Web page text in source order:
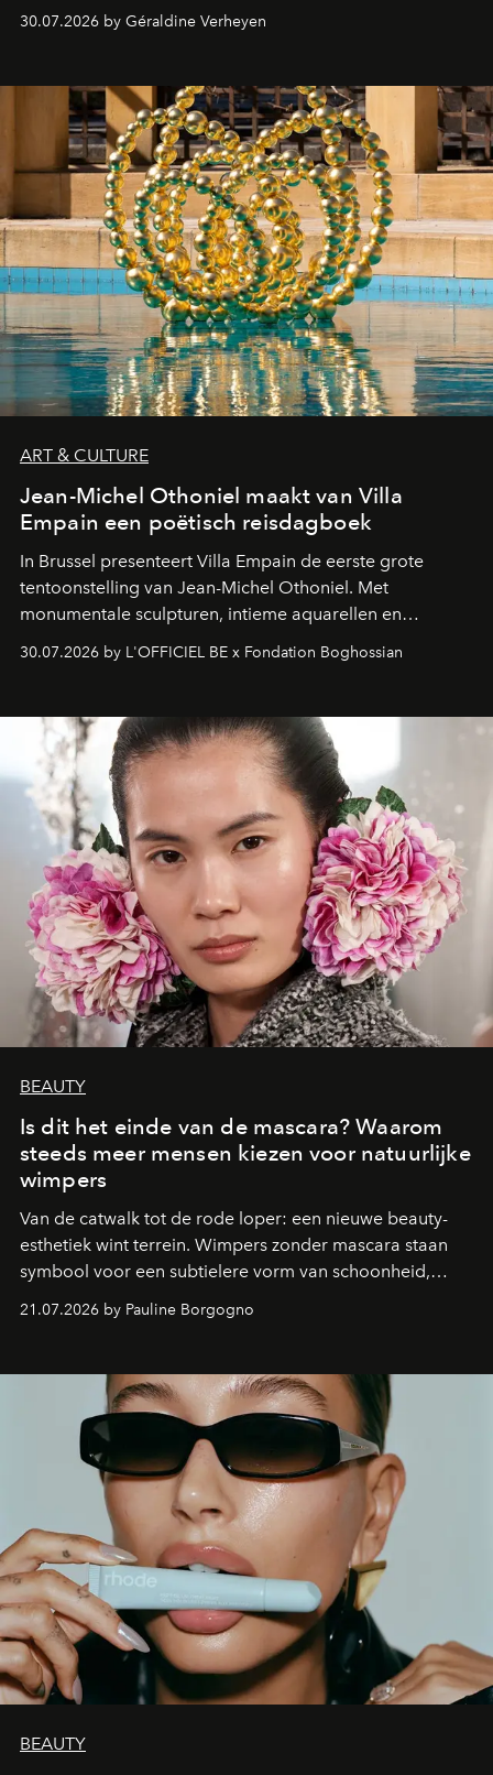
streamingplatformen verschijnen.
30.07.2026 by Géraldine Verheyen
ART & CULTURE
Jean-Michel Othoniel maakt van Villa
Empain een poëtisch reisdagboek
In Brussel presenteert Villa Empain de eerste grote
tentoonstelling van Jean-Michel Othoniel. Met
monumentale sculpturen, intieme aquarellen en
fonkelend Murano-glas creëert de Franse kunstenaar
een emotionele reis waarin elk werk de herinnering
moment van verwondering.
30.07.2026 by L'OFFICIEL BE x Fondation Boghossian
BEAUTY
Is dit het einde van de mascara? Waarom
steeds meer mensen kiezen voor natuurlijke
wimpers
Van de catwalk tot de rode loper: een nieuwe beauty-
esthetiek wint terrein. Wimpers zonder mascara staan
symbool voor een subtielere vorm van schoonheid,
waarin zelfvertrouwen belangrijker is dan een overvloed
aan make-up.
21.07.2026 by Pauline Borgogno
BEAUTY